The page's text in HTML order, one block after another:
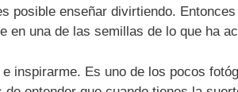
posible enseñar divirtiendo.
una de las semillas de lo que ha
inspirarme. Es uno de los pocos